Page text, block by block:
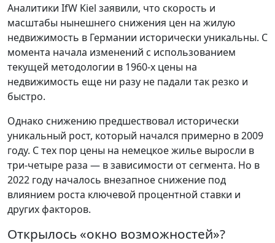
Аналитики IfW Kiel заявили, что скорость и
масштабы нынешнего снижения цен на жилую
недвижимость в Германии исторически уникальны. С
момента начала изменений с использованием
текущей методологии в 1960-х цены на
недвижимость еще ни разу не падали так резко и
быстро.
Однако снижению предшествовал исторически
уникальный рост, который начался примерно в 2009
году. С тех пор цены на немецкое жилье выросли в
три-четыре раза — в зависимости от сегмента. Но в
2022 году началось внезапное снижение под
влиянием роста ключевой процентной ставки и
других факторов.
Открылось «окно возможностей»?